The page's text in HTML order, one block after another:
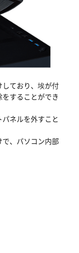
ており、埃が付
することができ
ネルを外すこと
、パソコン内部